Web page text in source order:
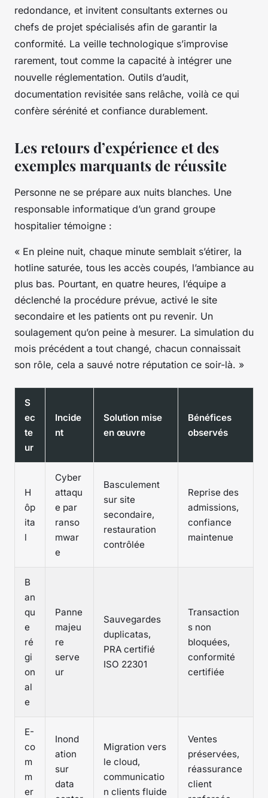
redondance, et invitent consultants externes ou
chefs de projet spécialisés afin de garantir la
conformité. La veille technologique s’improvise
rarement, tout comme la capacité à intégrer une
nouvelle réglementation. Outils d’audit,
documentation revisitée sans relâche, voilà ce qui
confère sérénité et confiance durablement.
Les retours d’expérience et des
exemples marquants de réussite
Personne ne se prépare aux nuits blanches. Une
responsable informatique d’un grand groupe
hospitalier témoigne :
« En pleine nuit, chaque minute semblait s’étirer, la
hotline saturée, tous les accès coupés, l’ambiance au
plus bas. Pourtant, en quatre heures, l’équipe a
déclenché la procédure prévue, activé le site
secondaire et les patients ont pu revenir. Un
soulagement qu’on peine à mesurer. La simulation du
mois précédent a tout changé, chacun connaissait
son rôle, cela a sauvé notre réputation ce soir-là. »
S
ec
te
ur
Incide
nt
Solution mise
en œuvre
Bénéfices
observés
H
ôp
ita
l
Cyber
attaqu
e par
ranso
mwar
e
Basculement
sur site
secondaire,
restauration
contrôlée
Reprise des
admissions,
confiance
maintenue
B
an
qu
e
ré
gi
on
al
e
Panne
majeu
re
serve
ur
Sauvegardes
duplicatas,
PRA certifié
ISO 22301
Transaction
s non
bloquées,
conformité
certifiée
E-
co
m
m
er
Inond
ation
sur
data
Migration vers
le cloud,
communicatio
n clients fluide
Ventes
préservées,
réassurance
client